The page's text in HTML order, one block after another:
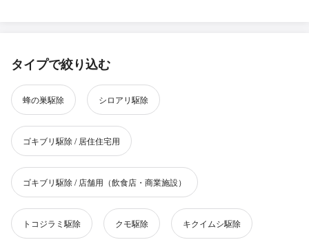
タイプで絞り込む
蜂の巣駆除 シロアリ駆除
ゴキブリ駆除 / 居住住宅用
ゴキブリ駆除 / 店舗用（飲食店・商業施設）
トコジラミ駆除 クモ駆除 キクイムシ駆除